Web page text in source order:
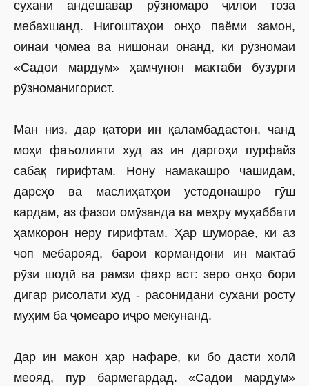
сухани андешавар рӯзномаро ҷилои тоза
мебахшанд. Нигоштаҳои онҳо паёми замон,
оинаи ҷомеа ва нишонаи онанд, ки рӯзномаи
«Садои мардум» ҳамчунон мактаби бузурги
рӯзноманигорист.
Ман низ, дар қатори ин қаламбадастон, чанд
моҳи фаъолияти худ аз ин даргоҳи пурфайз
сабақ гирифтам. Нону намакашро чашидам,
дарсҳо ва маслиҳатҳои устодонашро гӯш
кардам, аз фазои омӯзанда ва меҳру муҳаббати
ҳамкорон неру гирифтам. Ҳар шуморае, ки аз
чоп мебарояд, барои кормандони ин мактаб
рӯзи шодӣ ва рамзи фахр аст: зеро онҳо бори
дигар рисолати худ - расонидани сухани росту
муҳим ба ҷомеаро иҷро мекунанд.
Дар ин макон ҳар нафаре, ки бо дасти холӣ
меояд, пур бармегардад. «Садои мардум»